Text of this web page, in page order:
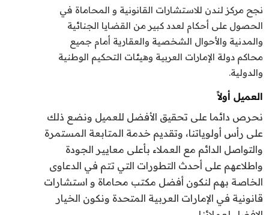
نجح مركز لندن للاستشارات القانونية و المحاماة في
الحصول على أحكام لعدد كبير من القضايا الجنائية
والمدنية والأحوال الشخصية والعقارية أمام جميع
محاكم دولة الإمارات العربية وهيئات التحكيم الوطنية
والدولية.
العميل أولاً
نحرص دائما على تحقيق الأفضل للعميل ونضع ذلك
على رأس أولوياتنا، وتقديم خدمة المتابعة المستمرة
والتواصل الدائم مع العملاء بأعلى معايير الجودة
واطلاعهم على أحدث التطورات التي تتم في الدعاوى
الخاصة بهم لنكون أفضل مكتب محاماة و استشارات
قانونية في الإمارات العربية المتحدة ونكون الخيار